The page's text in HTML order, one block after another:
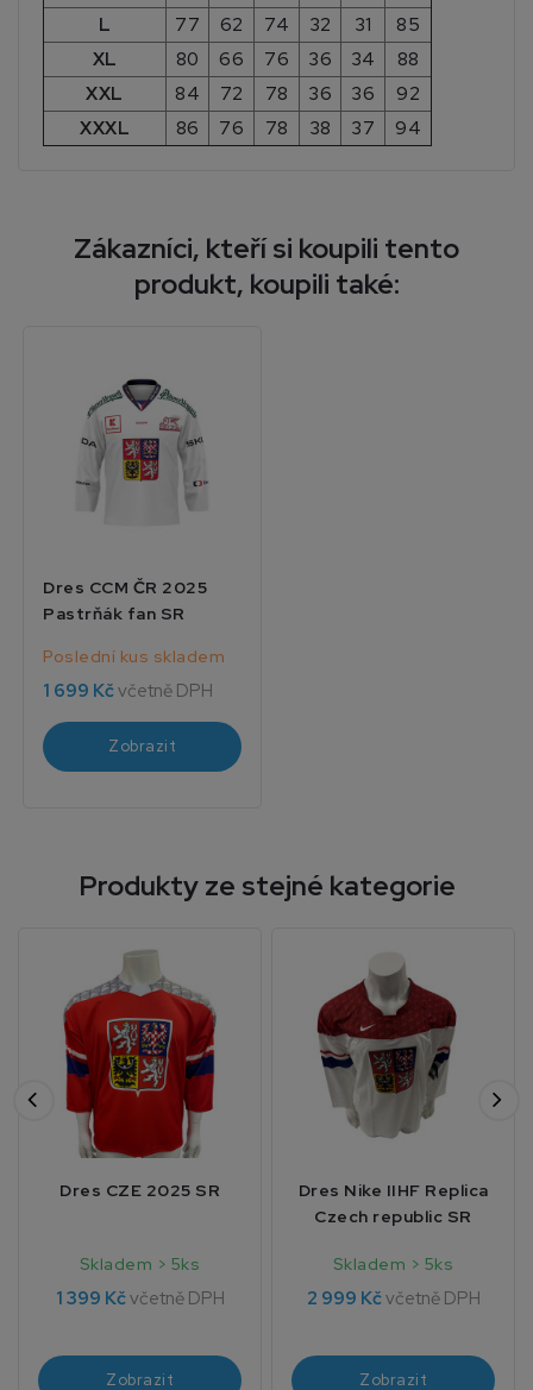
L
77 62 74 32 31
85
XL
80 66 76 36 34
88
XXL
84 72 78 36 36
92
XXXL
86 76 78 38 37 94
Zákazníci, kteří si koupili tento
produkt, koupili také:
Dres CCM ČR 2025
Pastrňák fan SR
Poslední kus skladem
1 699 Kčvčetně DPH
Zobrazit
Produkty ze stejné kategorie
Dres CZE 2025 SR
Skladem > 5ks
1 399 Kčvčetně DPH
Zobrazit
Dres Nike IIHF Replica
Czech republic SR
Skladem > 5ks
2 999 Kčvčetně DPH
Zobrazit